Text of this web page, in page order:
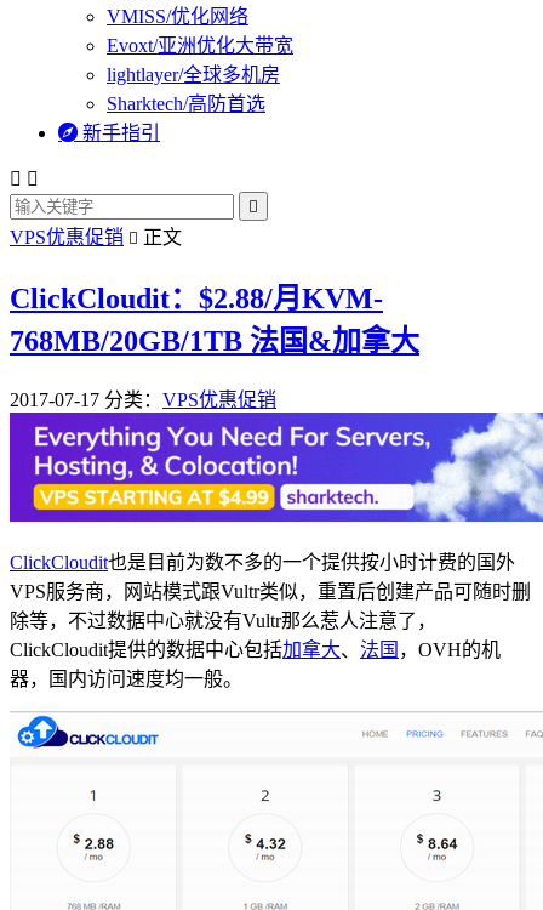
VMISS/优化网络
Evoxt/亚洲优化大带宽
lightlayer/全球多机房
Sharktech/高防首选
 新手指引
 

VPS优惠促销  正文
ClickCloudit：$2.88/月KVM-
768MB/20GB/1TB 法国&加拿大
2017-07-17 分类： VPS优惠促销
ClickCloudit也是目前为数不多的一个提供按小时计费的国外
VPS服务商，网站模式跟Vultr类似，重置后创建产品可随时删
除等，不过数据中心就没有Vultr那么惹人注意了，
ClickCloudit提供的数据中心包括加拿大、 法国 ，OVH的机
器，国内访问速度均一般。